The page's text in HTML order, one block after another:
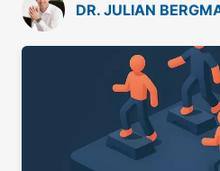
DR. JULIAN